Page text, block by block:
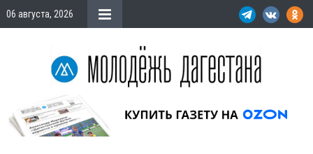
06 августа, 2026